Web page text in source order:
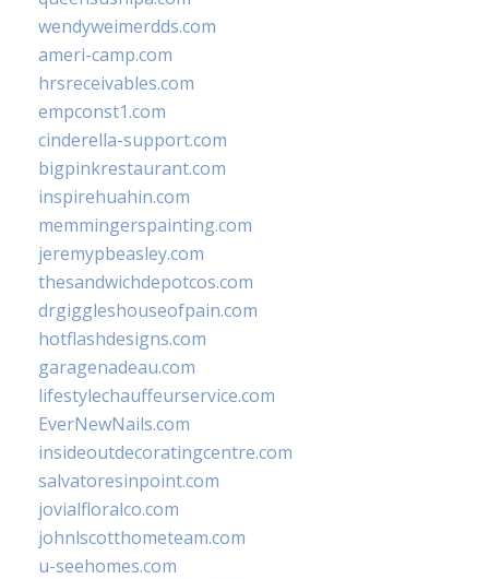
wendyweimerdds.com
ameri-camp.com
hrsreceivables.com
empconst1.com
cinderella-support.com
bigpinkrestaurant.com
inspirehuahin.com
memmingerspainting.com
jeremypbeasley.com
thesandwichdepotcos.com
drgiggleshouseofpain.com
hotflashdesigns.com
garagenadeau.com
lifestylechauffeurservice.com
EverNewNails.com
insideoutdecoratingcentre.com
salvatoresinpoint.com
jovialfloralco.com
johnlscotthometeam.com
u-seehomes.com